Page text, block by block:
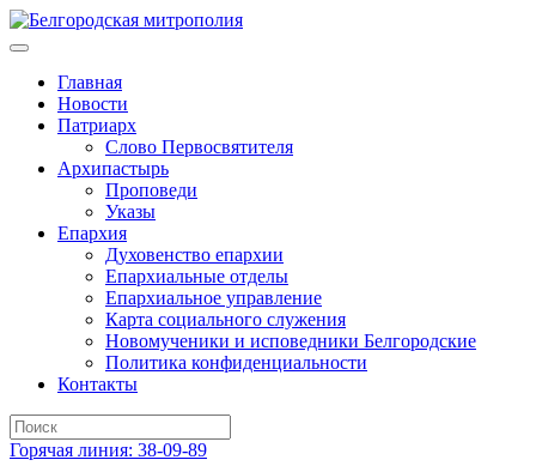
Главная
Новости
Патриарх
Слово Первосвятителя
Архипастырь
Проповеди
Указы
Епархия
Духовенство епархии
Епархиальные отделы
Епархиальное управление
Карта социального служения
Новомученики и исповедники Белгородские
Политика конфиденциальности
Контакты
Горячая линия: 38-09-89